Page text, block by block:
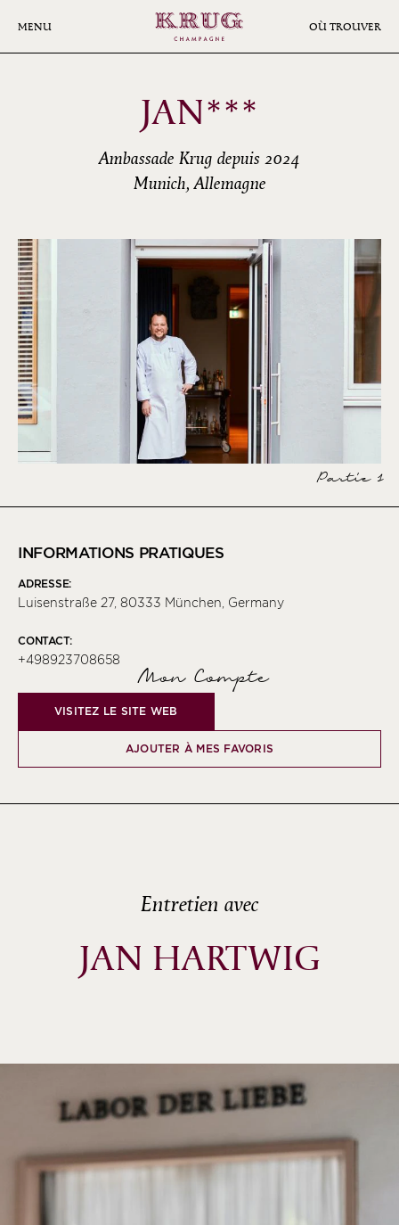
MENU OÙ TROUVER
JAN***
Ambassade Krug depuis 2024
Munich, Allemagne
Partie 1
INFORMATIONS PRATIQUES
ADRESSE:
Luisenstraße 27, 80333 München, Germany
CONTACT:
+498923708658
Mon Compte
VISITEZ LE SITE WEB
AJOUTER À MES FAVORIS
Entretien avec
JAN HARTWIG